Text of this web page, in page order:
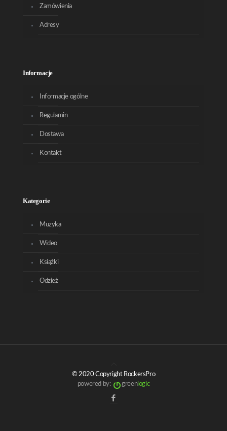
Zamówienia
Adresy
Informacje
Informacje ogólne
Regulamin
Dostawa
Kontakt
Kategorie
Muzyka
Wideo
Książki
Odzież
© 2020 Copyright RockersPro
powered by:
greenlogic